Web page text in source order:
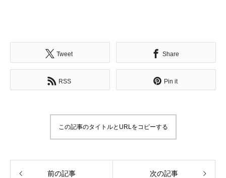
Tweet Share
RSS Pin it
この記事のタイトルとURLをコピーする
前の記事 次の記事